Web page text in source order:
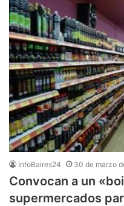
InfoBaires24 30 de marzo
Convocan a un
supermercados